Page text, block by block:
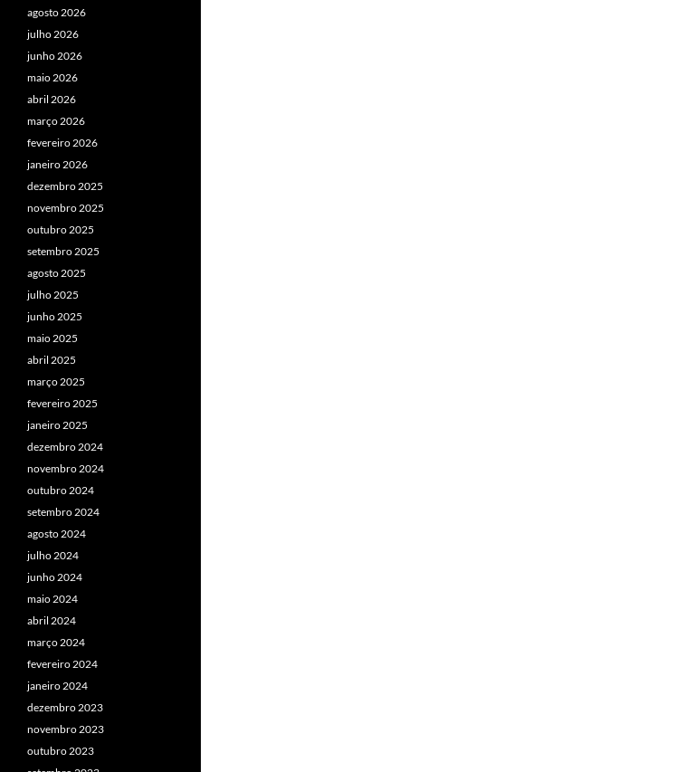
agosto 2026
julho 2026
junho 2026
maio 2026
abril 2026
março 2026
fevereiro 2026
janeiro 2026
dezembro 2025
novembro 2025
outubro 2025
setembro 2025
agosto 2025
julho 2025
junho 2025
maio 2025
abril 2025
março 2025
fevereiro 2025
janeiro 2025
dezembro 2024
novembro 2024
outubro 2024
setembro 2024
agosto 2024
julho 2024
junho 2024
maio 2024
abril 2024
março 2024
fevereiro 2024
janeiro 2024
dezembro 2023
novembro 2023
outubro 2023